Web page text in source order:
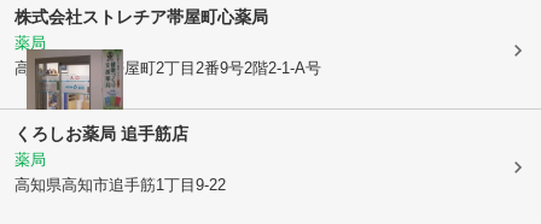
株式会社ストレチア帯屋町心薬局
薬局
高知県高知市帯屋町2丁目2番9号2階2-1-A号
くろしお薬局 追手筋店
薬局
高知県高知市追手筋1丁目9-22